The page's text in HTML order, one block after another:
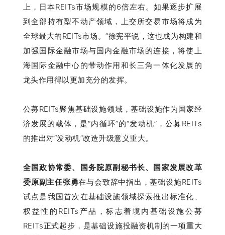
上，日本REITs市场规模的6倍左右。如果逐步扩展
到全部持有型不动产领域，上交所交易市场将成为
全球最大的REITs市场。”徐宪平说，这也成为构建和
加强国际金融市场与国内金融市场的连接，将使上
海国际金融中心的带动作用和长三角一体化发展的
龙头作用得以更加充分的发挥。
公募REITs聚焦基础设施领域，基础设施作为国家经
济发展的载体，是“内循环”的“发动机”，公募REITs
的推出对“发动机”改造升级意义重大。
全国政协常委、国务院原副秘书长、国家发展改革
委原副主任张勇在与会致辞中指出，基础设施REITs
试点是我国首次在基础设施领域探索推出标准化、
权益性的REITs产品，标志着境内基础设施公募
REITs正式起步，是基础设施投融资机制的一项重大